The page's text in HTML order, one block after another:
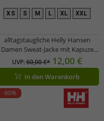
XS S M L XL XXL
alltagstaugliche Helly Hansen
Damen Sweat-Jacke mit Kapuze
Zip-Hoodie mit Taschen 280 g/m²
79217_990 Schwarz
UVP:60,00 €* 12,00 €
In den Warenkorb
-80%